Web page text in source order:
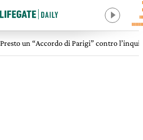
Presto un “Accordo di Parigi” contro